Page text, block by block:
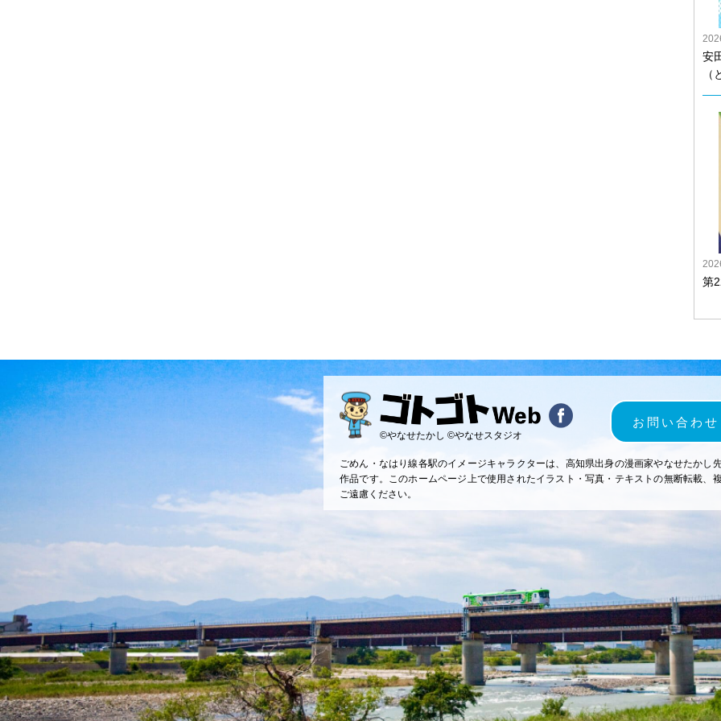
安
第
©やなせたかし ©やなせスタジオ
お問い合わせ
ごめん・なはり線各駅のイメージキャラクターは、高知県出身の漫画家やなせたかし
作品です。このホームページ上で使用されたイラスト・写真・テキストの無断転載、
ご遠慮ください。